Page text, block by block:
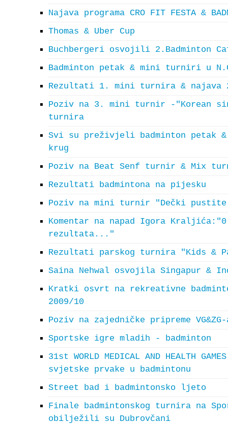
Najava programa CRO FIT FESTA &
Thomas & Uber Cup
Buchbergeri osvojili 2.Badminton
Badminton petak & mini turniri u
Rezultati 1. mini turnira & najava
Poziv na 3. mini turnir -"Korean
turnira
Svi su preživjeli badminton petak
krug
Poziv na Beat Senf turnir & Mix
Rezultati badmintona na pijesku
Poziv na mini turnir "Dečki
Komentar na napad Igora Kraljića:"0
rezultata..."
Rezultati parskog turnira "Kids &
Saina Nehwal osvojila Singapur &
Kratki osvrt na rekreativne
2009/10
Poziv na zajedničke pripreme
Sportske igre mladih - badminton
31st WORLD MEDICAL AND HEALTH
svjetske prvake u badmintonu
Street bad i badmintonsko ljeto
Finale badmintonskog turnira na
obilježili su Dubrovčani